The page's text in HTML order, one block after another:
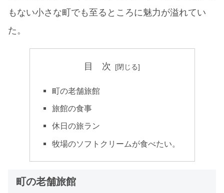
もない小さな町でも至るところに魅力が溢れてい
た。
目 次
町の老舗旅館
旅館の食事
休日の旅ラン
牧場のソフトクリームが食べたい。
町の老舗旅館